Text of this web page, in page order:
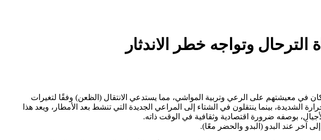
وتواجه خطر الاندثار
معيشتهم على الرعي وتربية المواشي، مما يستدعي الانتقال (الظعن) وفقًا لتغيرات
بينما ينتقلون في الشتاء إلى المراعي الجديدة التي تنشط بعد الأمطار، ويعد هذا
بوصفه ضرورة اقتصادية وثقافية في الوقت ذاته.
آخر عند البدو (البدو والحضر معًا).